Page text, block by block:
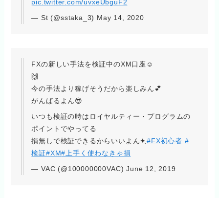
pic.twitter.com/uvxeUbguF2
— St (@sstaka_3) May 14, 2020
FXの新しい手法を検証中のXM口座☺︎
🙌
今の手法より稼げそうだから楽しみん💕
がんばるよん😎
いつも検証の時はロイヤルティー・プログラムの
ポイントでやってる
損無しで検証できるからいいよん✦ฺ#FX初心者 #
検証#XM#上手く使わなきゃ損
— VAC (@100000000VAC) June 12, 2019